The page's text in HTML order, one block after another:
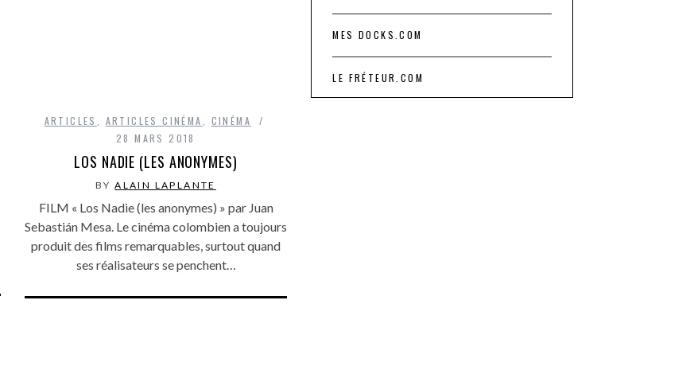
ARTICLES ARTICLES CINÉMA
CINÉMA
28 MARS 2018
LOS NADIE (LES ANONYMES)
BYALAIN LAPLANTE
FILM « Los Nadie (les anonymes) » par Juan
Sebastián Mesa. Le cinéma colombien a toujours
produit des films remarquables, surtout quand
ses réalisateurs se penchent…
MES DOCKS.COM
LE FRÉTEUR.COM